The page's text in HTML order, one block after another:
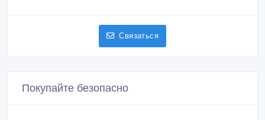
Связаться
Покупайте безопасно